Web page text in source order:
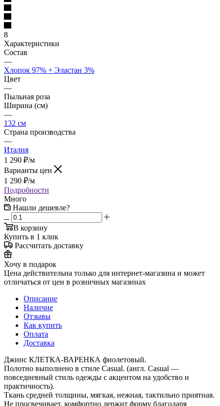
8
Характеристики
Состав
—
Хлопок 97% + Эластан 3%
Цвет
—
Пыльная роза
Ширина (см)
—
132 см
Страна производства
—
Италия
1 290 ₽/м
Варианты цен
1 290 ₽/м
Подробности
Много
Нашли дешевле?
В корзину
Купить в 1 клик
Рассчитать доставку
Хочу в подарок
Цена действительна только для интернет-магазина и может
отличаться от цен в розничных магазинах
Описание
Наличие
Отзывы
Как купить
Оплата
Доставка
Джинс КЛЕТКА-ВАРЕНКА фиолетовый.
Полотно выполнено в стиле Casual. (англ. Casual —
повседневный стиль одежды с акцентом на удобство и
практичность).
Ткань средней толщины, мягкая, нежная, тактильно приятная.
Не просвечивает, комфортно держит форму благодаря